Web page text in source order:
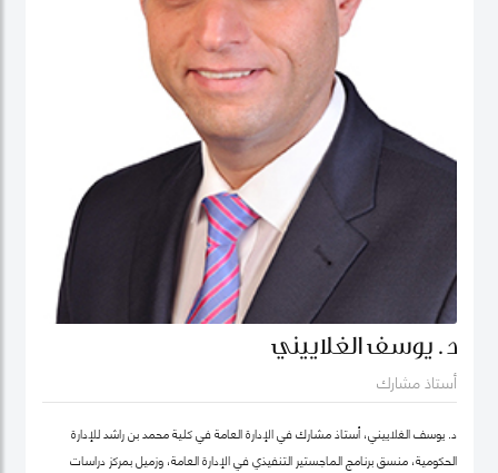
د. يوسف الغلاييني
أستاذ مشارك
د. يوسف الغلاييني، أستاذ مشارك في الإدارة العامة في كلية محمد بن راشد للإدارة
الحكومية، منسق برنامج الماجستير التنفيذي في الإدارة العامة، وزميل بمركز دراسات